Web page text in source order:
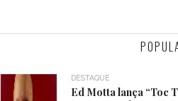
DESTAQUE
Ed Motta lança “Toc